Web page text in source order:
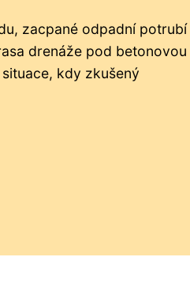
zacpané odpadní potrubí
drenáže pod betonovou
kdy zkušený